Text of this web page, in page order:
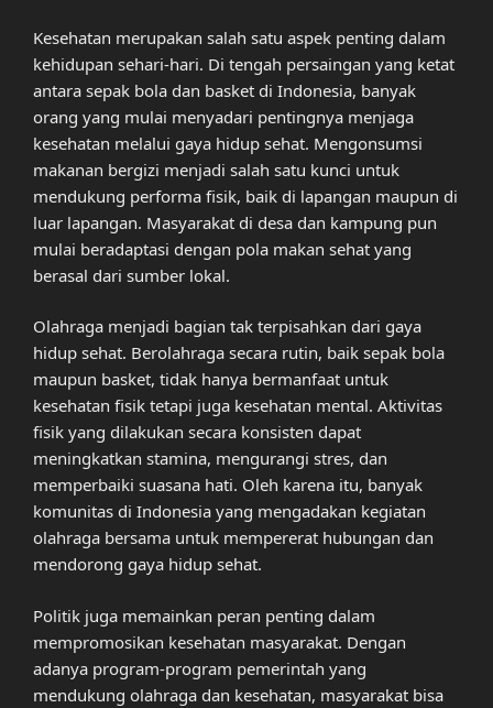
Kesehatan merupakan salah satu aspek penting dalam
kehidupan sehari-hari. Di tengah persaingan yang ketat
antara sepak bola dan basket di Indonesia, banyak
orang yang mulai menyadari pentingnya menjaga
kesehatan melalui gaya hidup sehat. Mengonsumsi
makanan bergizi menjadi salah satu kunci untuk
mendukung performa fisik, baik di lapangan maupun di
luar lapangan. Masyarakat di desa dan kampung pun
mulai beradaptasi dengan pola makan sehat yang
berasal dari sumber lokal.
Olahraga menjadi bagian tak terpisahkan dari gaya
hidup sehat. Berolahraga secara rutin, baik sepak bola
maupun basket, tidak hanya bermanfaat untuk
kesehatan fisik tetapi juga kesehatan mental. Aktivitas
fisik yang dilakukan secara konsisten dapat
meningkatkan stamina, mengurangi stres, dan
memperbaiki suasana hati. Oleh karena itu, banyak
komunitas di Indonesia yang mengadakan kegiatan
olahraga bersama untuk mempererat hubungan dan
mendorong gaya hidup sehat.
Politik juga memainkan peran penting dalam
mempromosikan kesehatan masyarakat. Dengan
adanya program-program pemerintah yang
mendukung olahraga dan kesehatan, masyarakat bisa